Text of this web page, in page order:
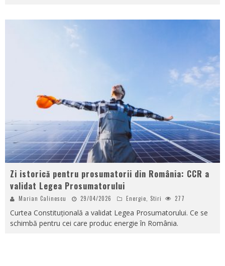
Zi istorică pentru prosumatorii din România: CCR a
validat Legea Prosumatorului
Marian Calinescu 29/04/2026 Energie Stiri 277
Curtea Constituțională a validat Legea Prosumatorului. Ce se
schimbă pentru cei care produc energie în România.